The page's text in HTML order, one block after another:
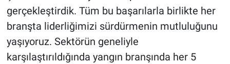
gerçekleştirdik. Tüm bu başarılarla birlikte her
branşta liderliğimizi sürdürmenin mutluluğunu
yaşıyoruz. Sektörün geneliyle
karşılaştırıldığında yangın branşında her 5